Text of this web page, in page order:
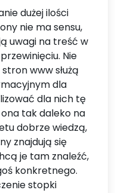
dużej ilości
nie ma sensu,
uwagi na treść w
Nie
www służą
dla
dla nich tę
tak daleko na
dobrze wiedzą,
znajdują się
je tam znaleźć,
konkretnego.
stopki